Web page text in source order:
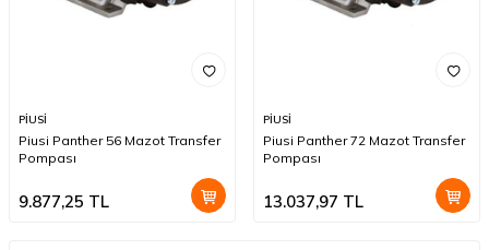
PİUSİ
Piusi Panther 56 Mazot Transfer
Pompası
9.877,25 TL
PİUSİ
Piusi Panther 72 Mazot Transfer
Pompası
13.037,97 TL